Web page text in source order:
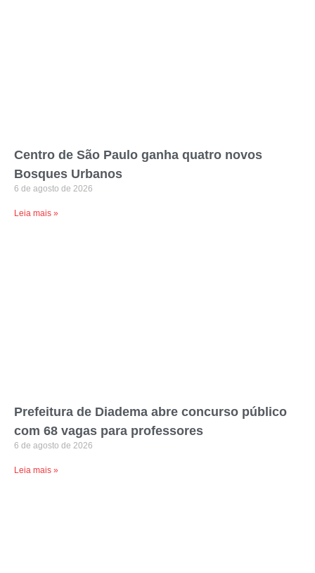
Centro de São Paulo ganha quatro novos
Bosques Urbanos
6 de agosto de 2026
Leia mais »
Prefeitura de Diadema abre concurso público
com 68 vagas para professores
6 de agosto de 2026
Leia mais »